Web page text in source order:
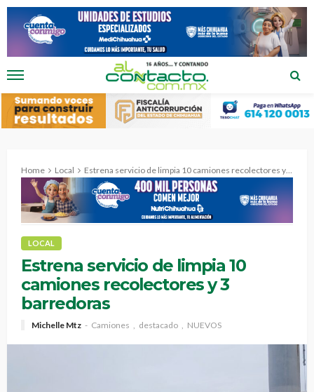
Home Local Estrena servicio de limpia 10 camiones recolectores y 3 barredoras
LOCAL
Estrena servicio de limpia 10
camiones recolectores y 3
barredoras
Michelle Mtz Camiones destacado NUEVOS